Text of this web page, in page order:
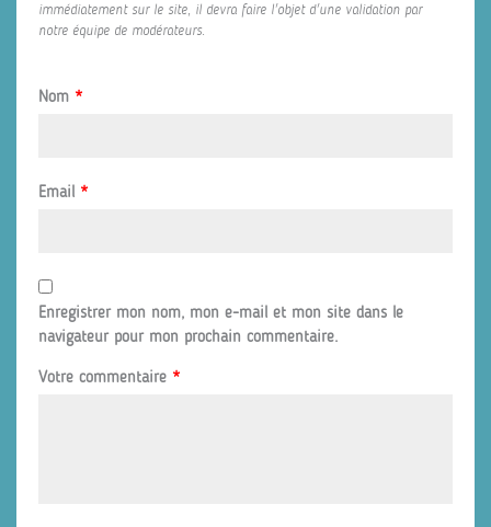
immédiatement sur le site, il devra faire l'objet d'une validation par
notre équipe de modérateurs.
Nom *
Email *
Enregistrer mon nom, mon e-mail et mon site dans le
navigateur pour mon prochain commentaire.
Votre commentaire *